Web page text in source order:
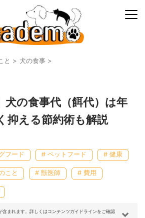
と > 犬の食事 >
犬の食事代（餌代）は年
抑える節約術も解説
フード # ペットフード # 健康
こと # 獣医師 # 費用
まれます。詳しくはコンテンツガイドラインをご確認